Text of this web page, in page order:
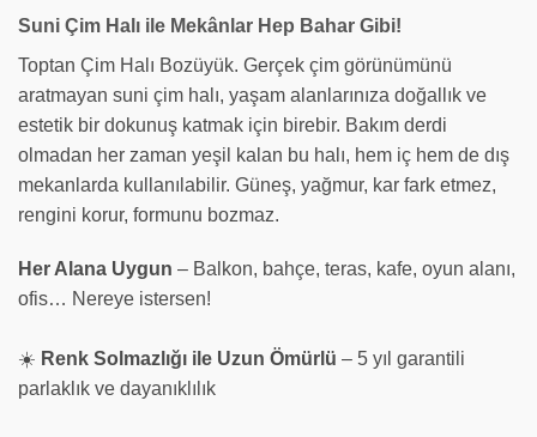
Suni Çim Halı ile Mekânlar Hep Bahar Gibi!
Toptan Çim Halı Bozüyük. Gerçek çim görünümünü
aratmayan suni çim halı, yaşam alanlarınıza doğallık ve
estetik bir dokunuş katmak için birebir. Bakım derdi
olmadan her zaman yeşil kalan bu halı, hem iç hem de dış
mekanlarda kullanılabilir. Güneş, yağmur, kar fark etmez,
rengini korur, formunu bozmaz.
Her Alana Uygun – Balkon, bahçe, teras, kafe, oyun alanı,
ofis… Nereye istersen!
☀️ Renk Solmazlığı ile Uzun Ömürlü – 5 yıl garantili
parlaklık ve dayanıklılık